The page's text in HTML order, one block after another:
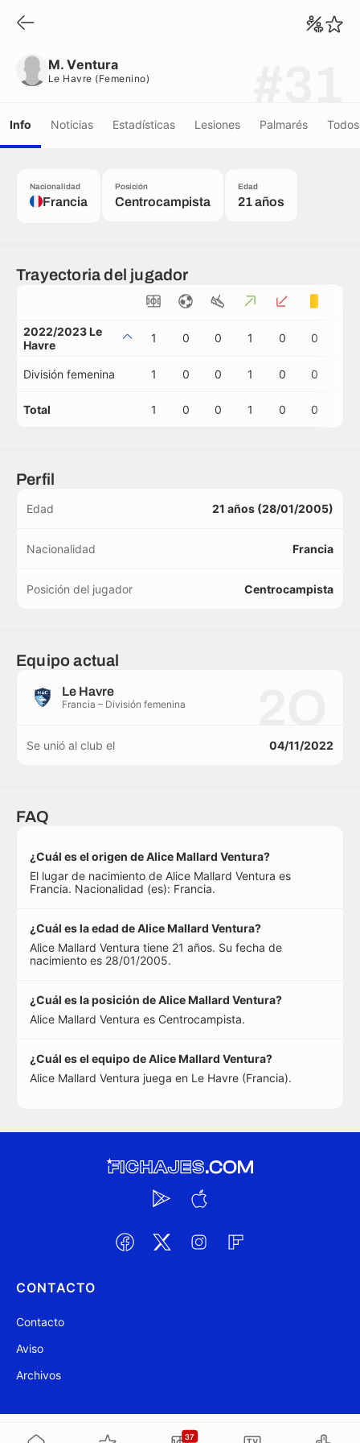
37
M. Ventura
Le Havre (femenino)
Info Noticias Estadísticas Lesiones Palmarés
Nacionalidad
Francia
Posición
Centrocampista
Edad
21 años
Trayectoria del jugador
2022/2023 Le
Havre
1 0 0 1 0 0
División femenina 1 0 0 1 0 0
Total 1 0 0 1 0 0
Perfil
Edad 21 años (28/01/2005)
Nacionalidad Francia
Posición del jugador Centrocampista
Equipo actual
Le Havre
Francia – División femenina
Se unió al club el 04/11/2022
FAQ
¿Cuál es el origen de Alice Mallard Ventura?
El lugar de nacimiento de Alice Mallard Ventura es
Francia. Nacionalidad (es): Francia.
¿Cuál es la edad de Alice Mallard Ventura?
Alice Mallard Ventura tiene 21 años. Su fecha de
nacimiento es 28/01/2005.
¿Cuál es la posición de Alice Mallard Ventura?
Alice Mallard Ventura es Centrocampista.
¿Cuál es el equipo de Alice Mallard Ventura?
Alice Mallard Ventura juega en Le Havre (Francia).
CONTACTO
Contacto
Aviso
Archivos